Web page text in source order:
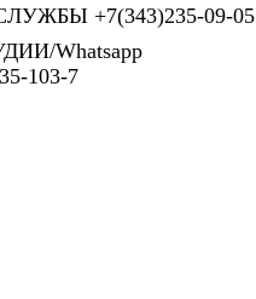
+7(343)235-09-05
Whatsapp
103-7